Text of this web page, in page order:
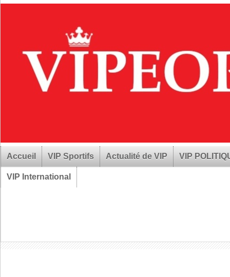
Accueil VIP Sportifs Actualité de VIP VIP
VIP International